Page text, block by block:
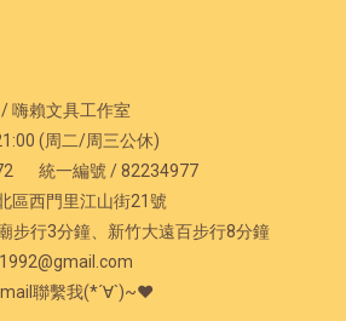
嗨賴文具工作室
(周二/周三公休)
統一編號 / 82234977
區西門里江山街21號
3分鐘、新竹大遠百步行8分鐘
mail聯繫我(*´∀`)~♥